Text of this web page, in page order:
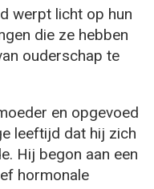
werpt licht op hun
die ze hebben
ouderschap te
en opgevoed
leeftijd dat hij zich
Hij begon aan een
hormonale